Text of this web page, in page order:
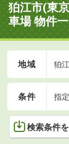
狛江市(東
車場 物件
地域 狛
条件 指
検索条件